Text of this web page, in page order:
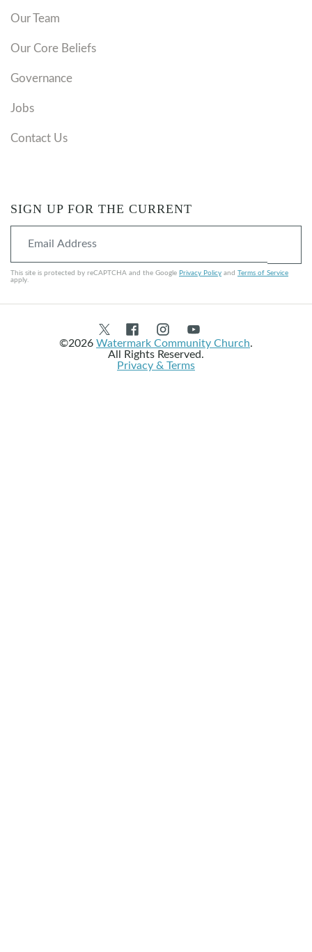
Our Team
Our Core Beliefs
Governance
Jobs
Contact Us
SIGN UP FOR THE CURRENT
This site is protected by reCAPTCHA and the Google Privacy Policy and Terms of Service
apply.
©2026 Watermark Community Church.
All Rights Reserved.
Privacy & Terms